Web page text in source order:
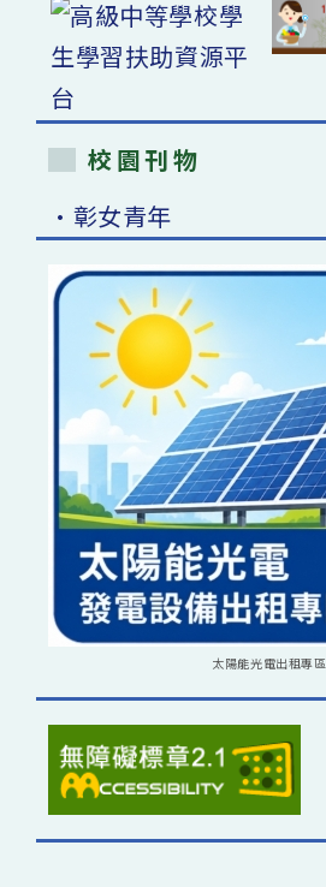
校園刊物
•彰女青年
太陽能光電出租專區